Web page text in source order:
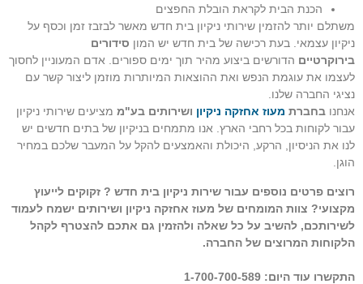
הכנת הבית לקראת הובלת החפצים
משתלם יותר להזמין שירותי ניקיון בית חדש מאשר לבזבז זמן וכסף על
ניקיון עצמאי. בעת רכישה של בית חדש יש המון סידורים
בירוקרטיים הדורשים ביצוע מהיר תוך ימים ספורים. אדם המעוניין לחסוך
לעצמו את עוגמת הנפש ואת ההוצאות המיותרות מוזמן ליצור קשר עם
נציגי החברה שלנו.
אנחנו בחברת מעוז אחזקה ניקיון ושירותים בע"מ מציעים שירותי ניקיון
עבור לקוחות בכל רחבי הארץ. אנו מתמחים בניקיון של בתים חדשים יש
לנו את הניסיון, הרקע, היכולת והאמצעים להקל על המעבר שלכם במחיר
הוגן.
רוצים פרטים נוספים עבור שירות ניקיון בית חדש ? זקוקים לייעוץ
מקצועי? צוות המומחים של מעוז אחזקה ניקיון ושירותים ישמח לעמוד
לשירותכם, להשיב על כל שאלה ולהזמין גם אתכם להצטרף לקהל
הלקוחות המרוצים של החברה.
התקשרו עוד היום: 1-700-700-589